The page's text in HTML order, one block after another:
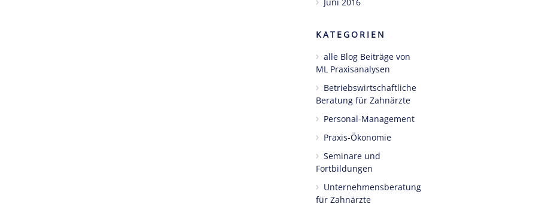
KATEGORIEN
alle Blog Beiträge von
ML Praxisanalysen
Betriebswirtschaftliche
Beratung für Zahnärzte
Personal-Management
Praxis-Ökonomie
Seminare und
Fortbildungen
Unternehmensberatung
für Zahnärzte